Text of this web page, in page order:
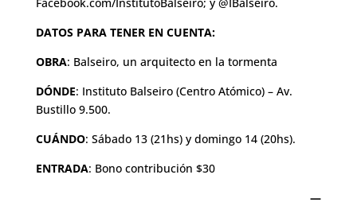
Facebook.com/InstitutoBalseiro; y @IBalseiro.
DATOS PARA TENER EN CUENTA:
OBRA: Balseiro, un arquitecto en la tormenta
DÓNDE: Instituto Balseiro (Centro Atómico) – Av.
Bustillo 9.500.
CUÁNDO: Sábado 13 (21hs) y domingo 14 (20hs).
ENTRADA: Bono contribución $30
—